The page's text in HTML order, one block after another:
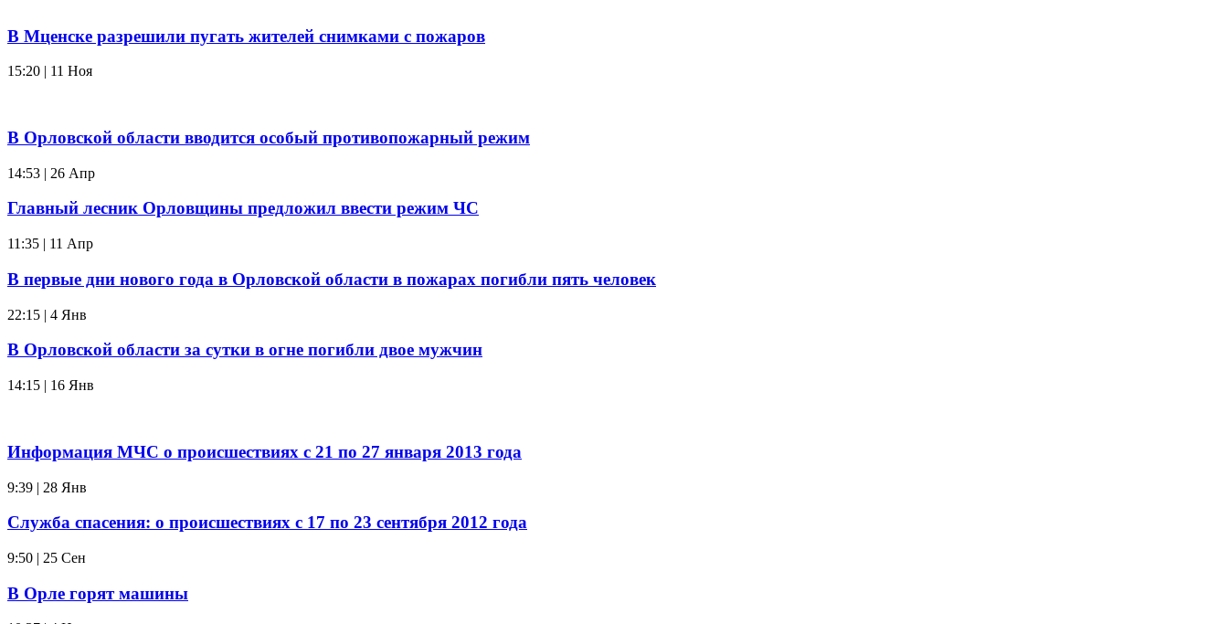
В Мценске разрешили пугать жителей снимками с пожаров
15:20 | 11 Ноя
В Орловской области вводится особый противопожарный режим
14:53 | 26 Апр
Главный лесник Орловщины предложил ввести режим ЧС
11:35 | 11 Апр
В первые дни нового года в Орловской области в пожарах погибли пять человек
22:15 | 4 Янв
В Орловской области за сутки в огне погибли двое мужчин
14:15 | 16 Янв
Информация МЧС о происшествиях с 21 по 27 января 2013 года
9:39 | 28 Янв
Служба спасения: о происшествиях с 17 по 23 сентября 2012 года
9:50 | 25 Сен
В Орле горят машины